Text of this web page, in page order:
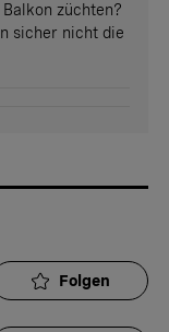
züchten?
sicher nicht die
Folgen